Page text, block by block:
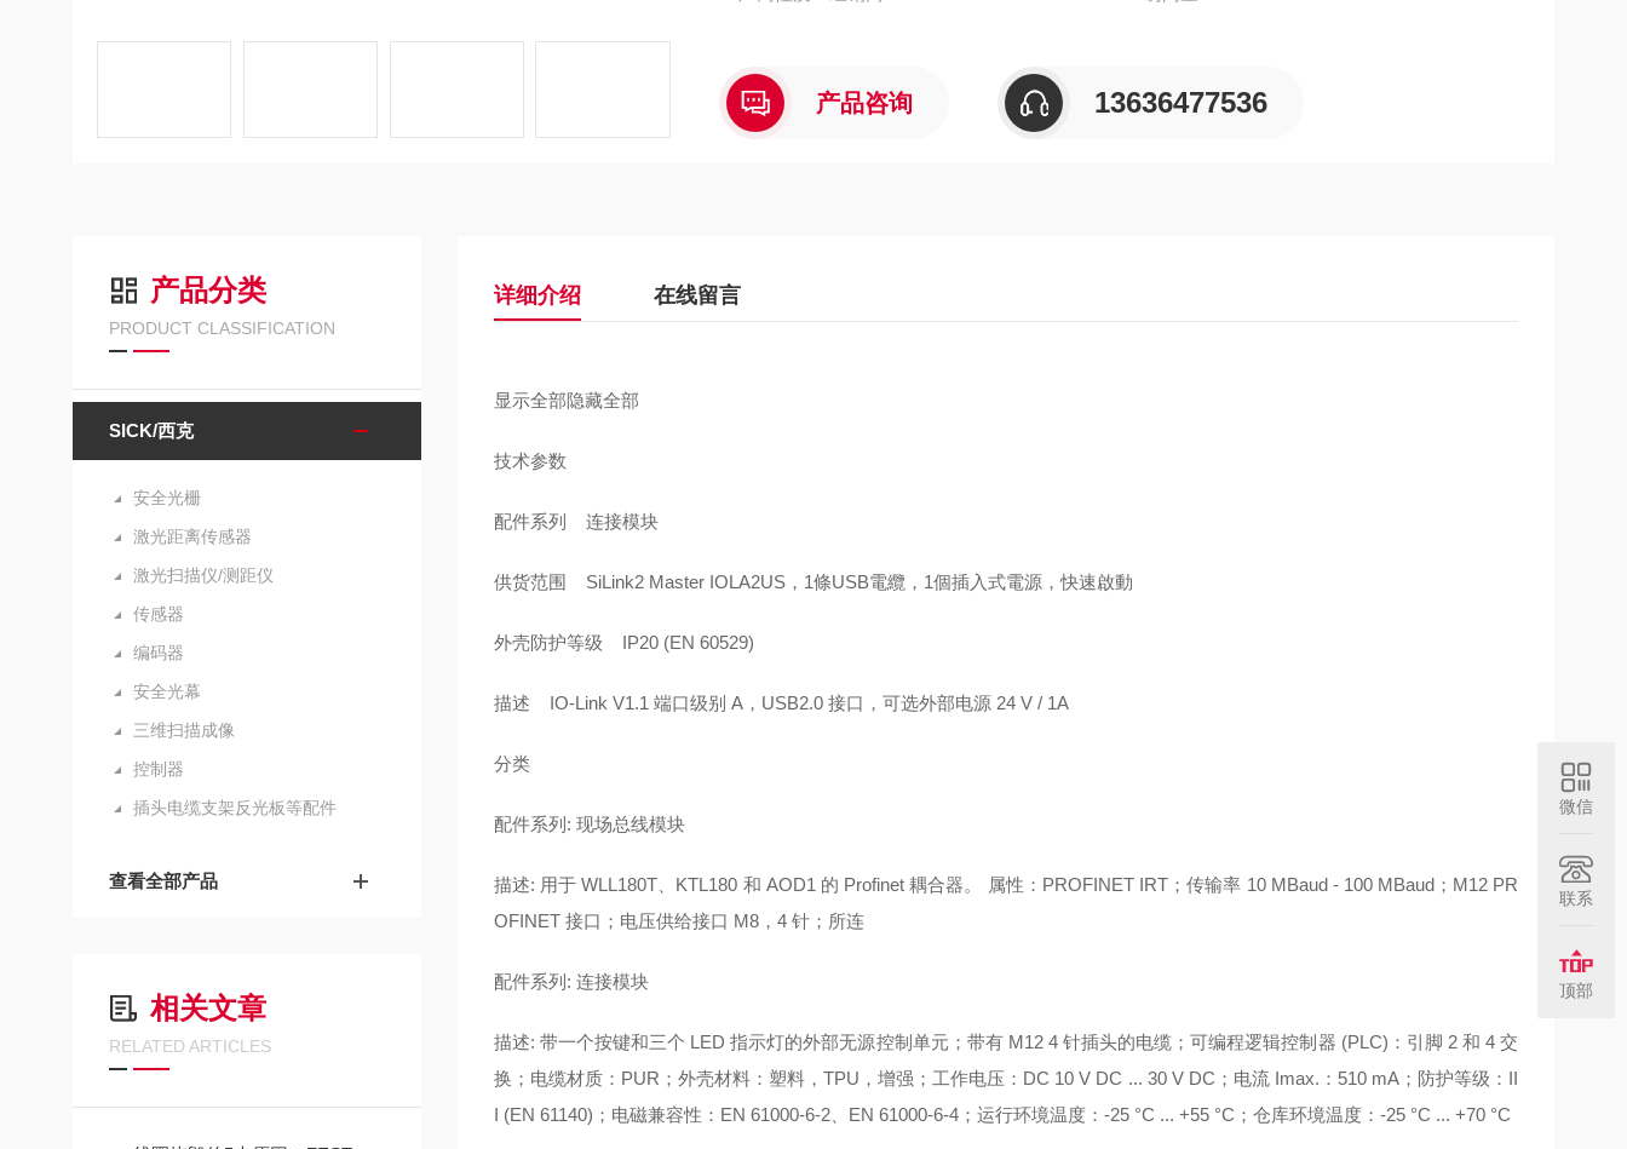
产品咨询 13636477536
产品分类
PRODUCT CLASSIFICATION
SICK/西克
安全光栅
激光距离传感器
激光扫描仪/测距仪
传感器
编码器
安全光幕
三维扫描成像
控制器
插头电缆支架反光板等配件
查看全部产品
相关文章
RELATED ARTICLES
详细介绍 在线留言
显示全部隐藏全部
技术参数
配件系列 连接模块
供货范围 SiLink2 Master IOLA2US，1條USB電纜，1個插入式電源，快速啟動
外壳防护等级 IP20 (EN 60529)
描述 IO-Link V1.1 端口级别 A，USB2.0 接口，可选外部电源 24 V / 1A
分类
配件系列: 现场总线模块
描述: 用于 WLL180T、KTL180 和 AOD1 的 Profinet 耦合器。 属性：PROFINET IRT；传输率 10 MBaud - 100 MBaud；M12 PR
OFINET 接口；电压供给接口 M8，4 针；所连
配件系列: 连接模块
描述: 带一个按键和三个 LED 指示灯的外部无源控制单元；带有 M12 4 针插头的电缆；可编程逻辑控制器 (PLC)：引脚 2 和 4 交
换；电缆材质：PUR；外壳材料：塑料，TPU，增强；工作电压：DC 10 V DC ... 30 V DC；电流 Imax.：510 mA；防护等级：II
I (EN 61140)；电磁兼容性：EN 61000-6-2、EN 61000-6-4；运行环境温度：-25 °C ... +55 °C；仓库环境温度：-25 °C ... +70 °C
微信
联系
顶部